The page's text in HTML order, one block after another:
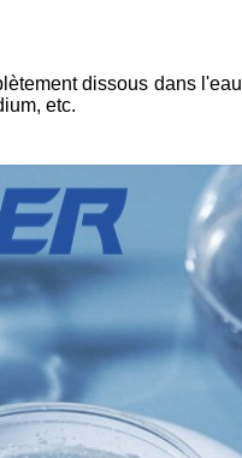
dissous dans
etc.